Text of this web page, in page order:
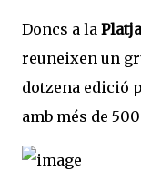
Doncs a la
reuneixen un
dotzena edició
amb més de